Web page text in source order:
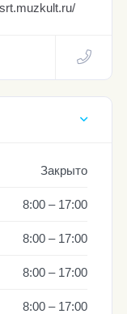
Закрыто
8:00 – 17:00
8:00 – 17:00
8:00 – 17:00
8:00 – 17:00